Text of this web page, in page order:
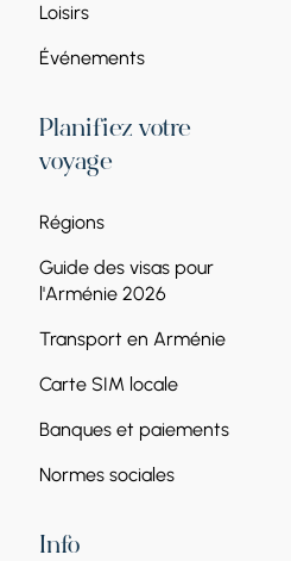
Loisirs
Événements
Planifiez votre
voyage
Régions
Guide des visas pour
l'Arménie 2026
Transport en Arménie
Carte SIM locale
Banques et paiements
Normes sociales
Info